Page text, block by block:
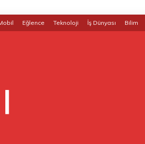
Eğlence Teknoloji İş Dünyası Bilim